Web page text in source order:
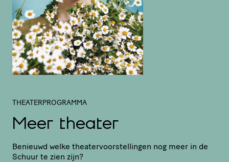
THEATERPROGRAMMA
Meer theater
Benieuwd welke thea­ter­voor­stel­lingen nog meer in de
Schuur te zien zijn?